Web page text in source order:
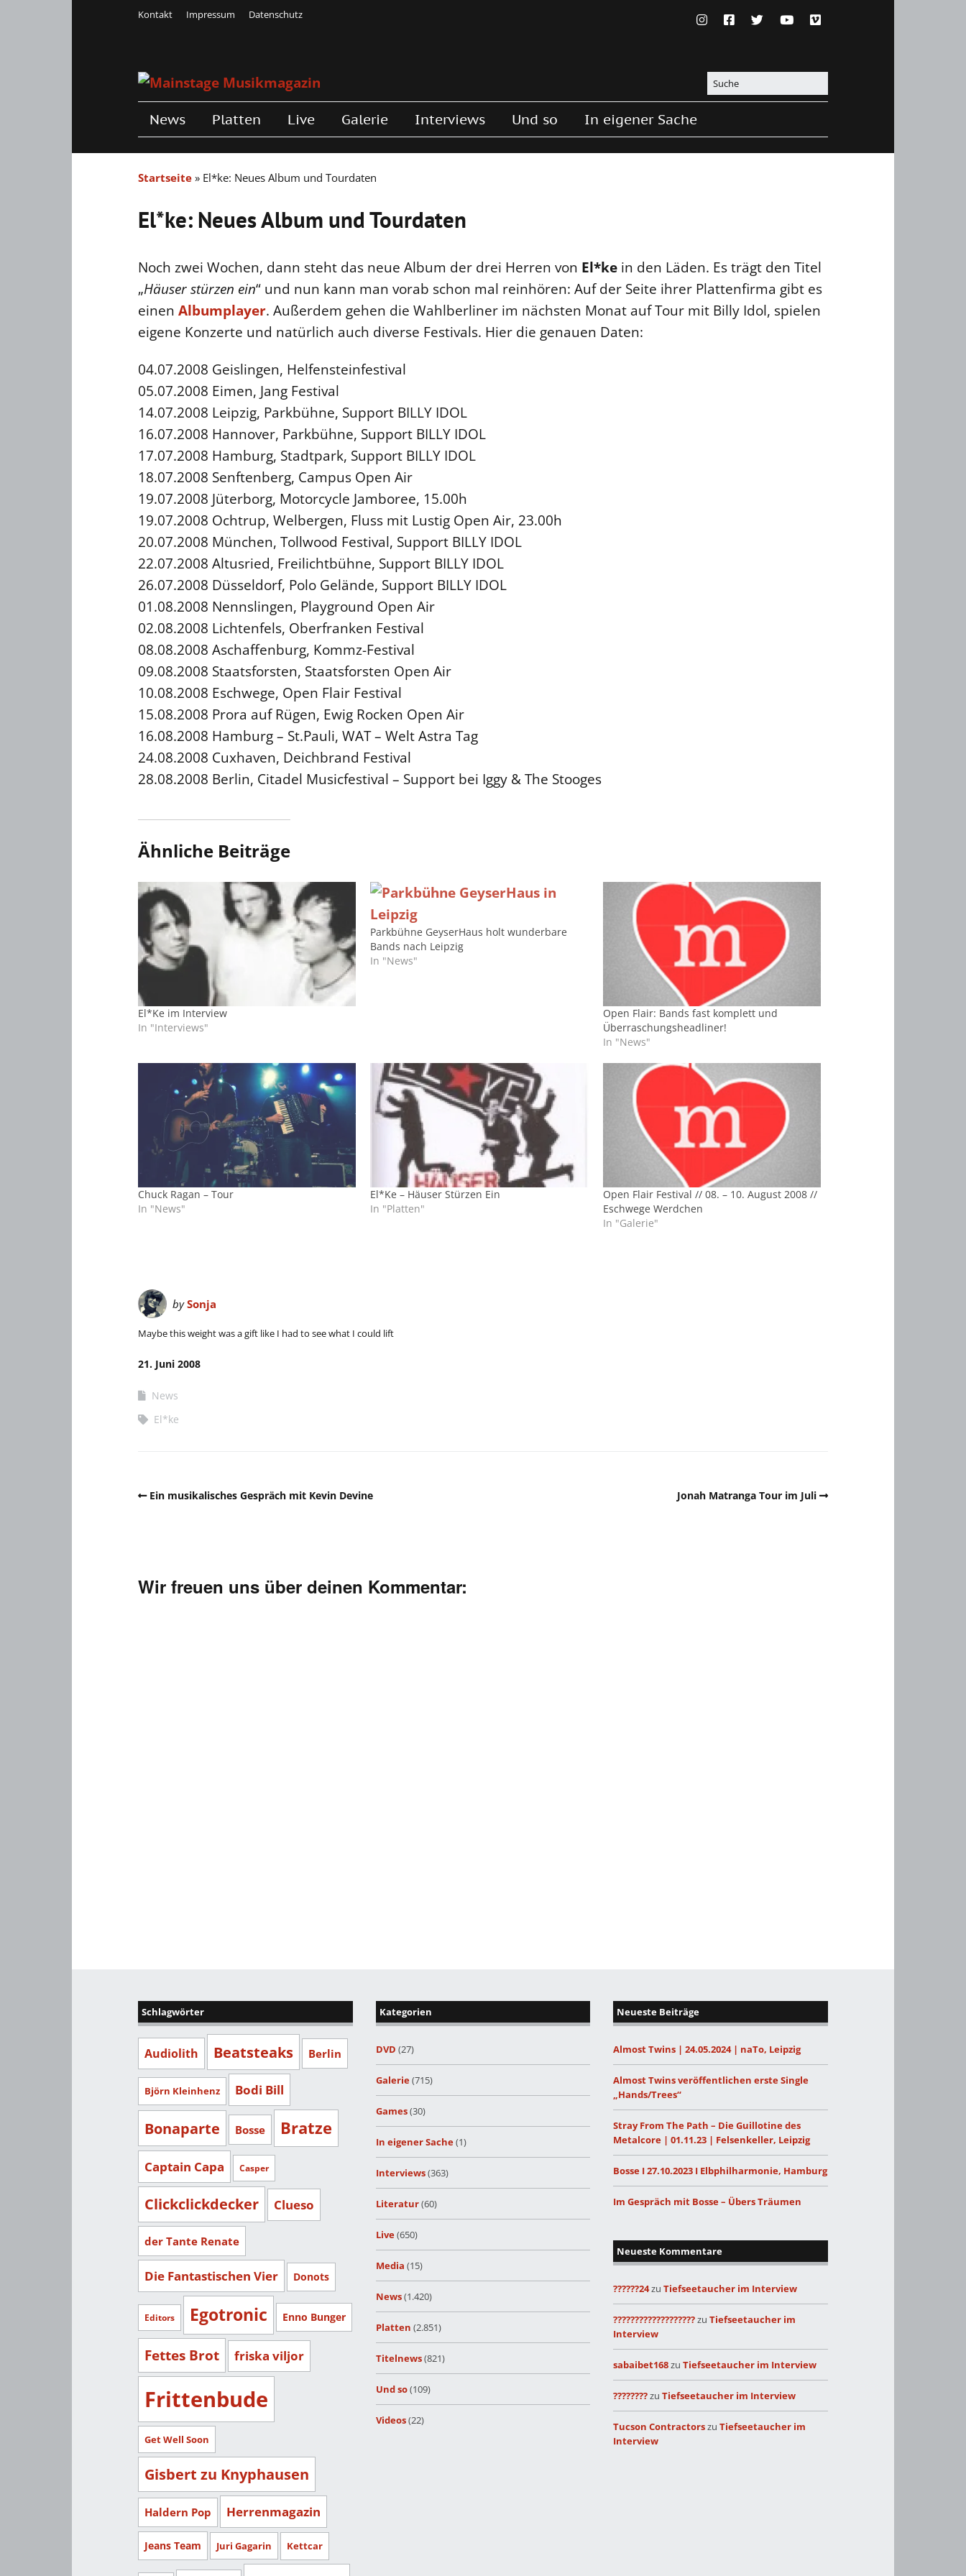
Kontakt Impressum Datenschutz
News Platten Live Galerie Interviews Und so In eigener Sache
Startseite » El*ke: Neues Album und Tourdaten
El*ke: Neues Album und Tourdaten
Noch zwei Wochen, dann steht das neue Album der drei Herren von El*ke in den Läden. Es trägt den Titel
„Häuser stürzen ein“ und nun kann man vorab schon mal reinhören: Auf der Seite ihrer Plattenfirma gibt es
einen Albumplayer. Außerdem gehen die Wahlberliner im nächsten Monat auf Tour mit Billy Idol, spielen
eigene Konzerte und natürlich auch diverse Festivals. Hier die genauen Daten:
04.07.2008 Geislingen, Helfensteinfestival
05.07.2008 Eimen, Jang Festival
14.07.2008 Leipzig, Parkbühne, Support BILLY IDOL
16.07.2008 Hannover, Parkbühne, Support BILLY IDOL
17.07.2008 Hamburg, Stadtpark, Support BILLY IDOL
18.07.2008 Senftenberg, Campus Open Air
19.07.2008 Jüterborg, Motorcycle Jamboree, 15.00h
19.07.2008 Ochtrup, Welbergen, Fluss mit Lustig Open Air, 23.00h
20.07.2008 München, Tollwood Festival, Support BILLY IDOL
22.07.2008 Altusried, Freilichtbühne, Support BILLY IDOL
26.07.2008 Düsseldorf, Polo Gelände, Support BILLY IDOL
01.08.2008 Nennslingen, Playground Open Air
02.08.2008 Lichtenfels, Oberfranken Festival
08.08.2008 Aschaffenburg, Kommz-Festival
09.08.2008 Staatsforsten, Staatsforsten Open Air
10.08.2008 Eschwege, Open Flair Festival
15.08.2008 Prora auf Rügen, Ewig Rocken Open Air
16.08.2008 Hamburg – St.Pauli, WAT – Welt Astra Tag
24.08.2008 Cuxhaven, Deichbrand Festival
28.08.2008 Berlin, Citadel Musicfestival – Support bei Iggy & The Stooges
Ähnliche Beiträge
El*Ke im Interview
In "Interviews"
Parkbühne GeyserHaus holt wunderbare
Bands nach Leipzig
In "News"
Open Flair: Bands fast komplett und
Überraschungsheadliner!
In "News"
Chuck Ragan – Tour
In "News"
El*Ke – Häuser Stürzen Ein
In "Platten"
Open Flair Festival // 08. – 10. August 2008 //
Eschwege Werdchen
In "Galerie"
bySonja
Maybe this weight was a gift like I had to see what I could lift
21. Juni 2008
News
El*ke
Ein musikalisches Gespräch mit Kevin Devine Jonah Matranga Tour im Juli
Wir freuen uns über deinen Kommentar:
Schlagwörter
Audiolith Beatsteaks Berlin
Björn Kleinhenz Bodi Bill
Bonaparte Bosse Bratze
Captain Capa Casper
Clickclickdecker Clueso
der Tante Renate
Die Fantastischen Vier Donots
Editors Egotronic Enno Bunger
Fettes Brot friska viljor
Frittenbude
Get Well Soon
Gisbert zu Knyphausen
Haldern Pop Herrenmagazin
Jeans Team Juri Gagarin Kettcar
Kategorien
DVD (27)
Galerie(715)
Games(30)
In eigener Sache(1)
Interviews(363)
Literatur(60)
Live(650)
Media (15)
News(1.420)
Platten (2.851)
Titelnews(821)
Und so(109)
Videos(22)
Neueste Beiträge
Almost Twins | 24.05.2024 | naTo, Leipzig
Almost Twins veröffentlichen erste Single
„Hands/Trees“
Stray From The Path – Die Guillotine des
Metalcore | 01.11.23 | Felsenkeller, Leipzig
Bosse I 27.10.2023 I Elbphilharmonie, Hamburg
Im Gespräch mit Bosse – Übers Träumen
Neueste Kommentare
??????24zuTiefseetaucher im Interview
???????????????????zuTiefseetaucher im
Interview
sabaibet168zuTiefseetaucher im Interview
????????zuTiefseetaucher im Interview
Tucson ContractorszuTiefseetaucher im
Interview